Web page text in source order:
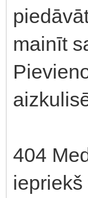
mainīt
404